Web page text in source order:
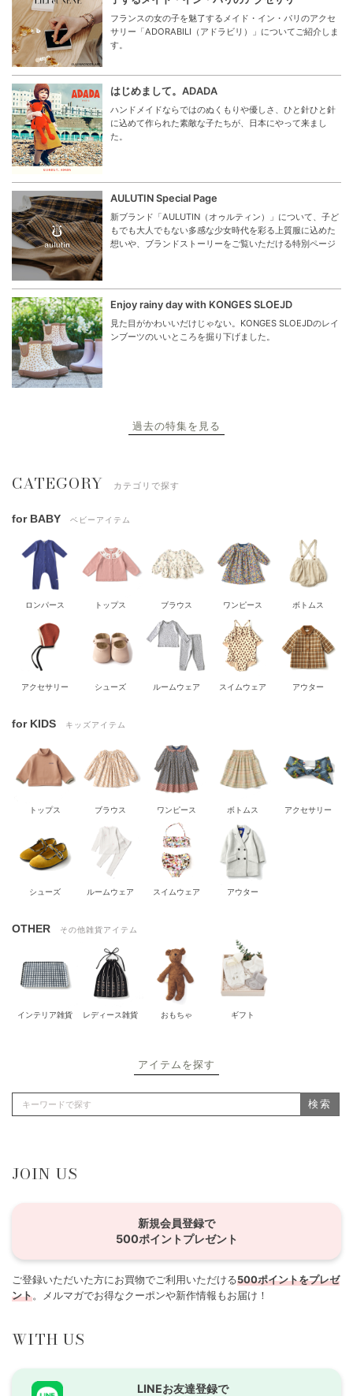
フランスの女の子を魅了するメイド・イン・パリのアクセ
サリー「ADORABILI（アドラビリ）」についてご紹介しま
す。
はじめまして。ADADA
ハンドメイドならではのぬくもりや優しさ、ひと針ひと針
に込めて作られた素敵な子たちが、日本にやって来まし
た。
AULUTIN Special Page
新ブランド「AULUTIN（オゥルティン）」について、子ど
もでも大人でもない多感な少女時代を彩る上質服に込めた
想いや、ブランドストーリーをご覧いただける特別ページ
Enjoy rainy day with KONGES SLOEJD
見た目がかわいいだけじゃない。KONGES SLOEJDのレイ
ンブーツのいいところを掘り下げました。
過去の特集を見る
CATEGORY カテゴリで探す
for BABY ベビーアイテム
ロンパース トップス ブラウス ワンピース ボトムス
アクセサリー シューズ ルームウェア スイムウェア アウター
for KIDS キッズアイテム
トップス ブラウス ワンピース ボトムス アクセサリー
シューズ ルームウェア スイムウェア アウター
OTHER その他雑貨アイテム
インテリア雑貨 レディース雑貨 おもちゃ ギフト
アイテムを探す
検索
JOIN US
新規会員登録で
500ポイントプレゼント
ご登録いただいた方にお買物でご利用いただける500ポイントをプレゼ
ント。メルマガでお得なクーポンや新作情報もお届け！
WITH US
LINEお友達登録で